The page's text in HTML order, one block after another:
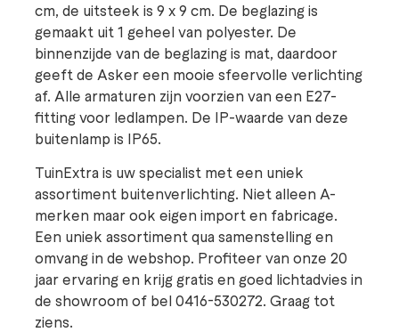
cm, de uitsteek is 9 x 9 cm. De beglazing is
gemaakt uit 1 geheel van polyester. De
binnenzijde van de beglazing is mat, daardoor
geeft de Asker een mooie sfeervolle verlichting
af. Alle armaturen zijn voorzien van een E27-
fitting voor ledlampen. De IP-waarde van deze
buitenlamp is IP65.
TuinExtra is uw specialist met een uniek
assortiment buitenverlichting. Niet alleen A-
merken maar ook eigen import en fabricage.
Een uniek assortiment qua samenstelling en
omvang in de webshop. Profiteer van onze 20
jaar ervaring en krijg gratis en goed lichtadvies in
de showroom of bel 0416-530272. Graag tot
ziens.